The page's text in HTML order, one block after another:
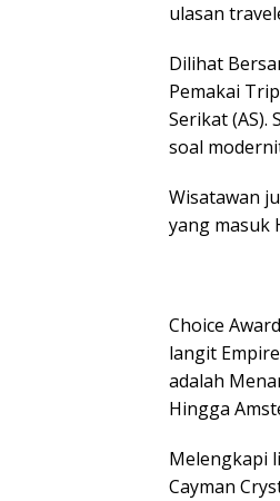
ulasan
Dilihat
Pemakai
Serikat
soal
Wisatawan
yang masuk
Choice
langit
adalah
Hingga
Melengkapi
Cayman